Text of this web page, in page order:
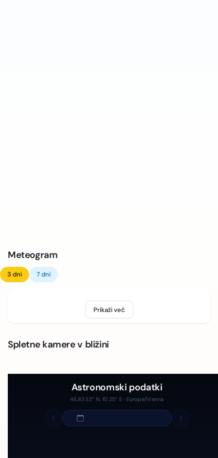
Meteogram
3 dni 7 dni
Prikaži več
Spletne kamere v bližini
Astronomski podatki
46.8333° N, 10.25° E · Europe/Vienna